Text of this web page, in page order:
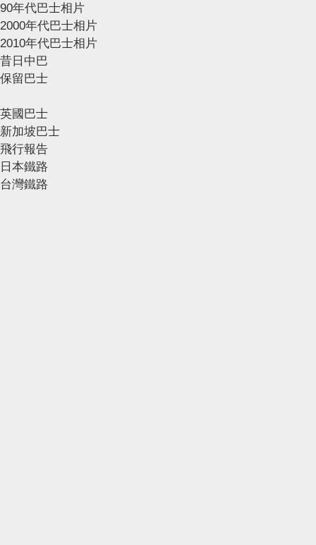
90年代巴士相片
2000年代巴士相片
2010年代巴士相片
昔日中巴
保留巴士
英國巴士
新加坡巴士
飛行報告
日本鐵路
台灣鐵路